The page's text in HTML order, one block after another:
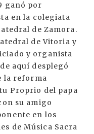
ganó por
en la colegiata
de Zamora.
de Vitoria y
y organista
aquí desplegó
la reforma
Proprio del papa
su amigo
en los
de Música Sacra